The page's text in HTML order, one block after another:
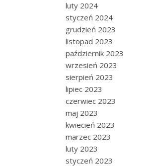
luty 2024
styczeń 2024
grudzień 2023
listopad 2023
październik 2023
wrzesień 2023
sierpień 2023
lipiec 2023
czerwiec 2023
maj 2023
kwiecień 2023
marzec 2023
luty 2023
styczeń 2023